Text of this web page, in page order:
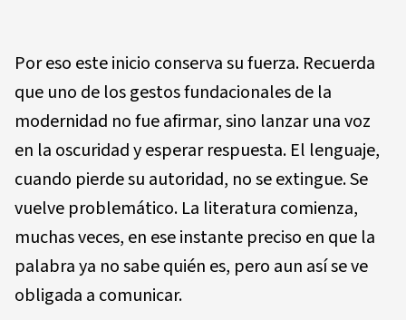
Por eso este inicio conserva su fuerza. Recuerda
que uno de los gestos fundacionales de la
modernidad no fue afirmar, sino lanzar una voz
en la oscuridad y esperar respuesta. El lenguaje,
cuando pierde su autoridad, no se extingue. Se
vuelve problemático. La literatura comienza,
muchas veces, en ese instante preciso en que la
palabra ya no sabe quién es, pero aun así se ve
obligada a comunicar.